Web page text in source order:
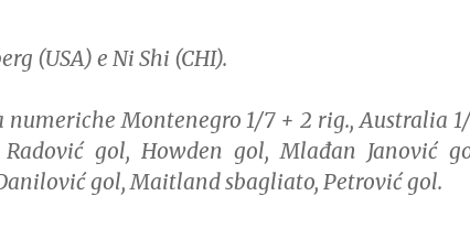
(USA) e Ni Shi (CHI).
numeriche Montenegro 1/7 + 2 rig., Australia 1/
gol, Howden gol, Mlađan Janović
gol, Maitland sbagliato, Petrović gol.